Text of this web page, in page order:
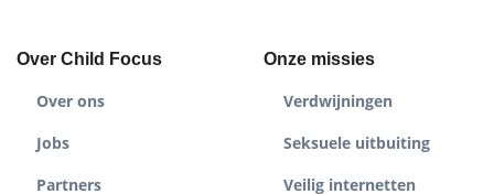
Over Child Focus
Over ons
Jobs
Partners
Onze missies
Verdwijningen
Seksuele uitbuiting
Veilig internetten